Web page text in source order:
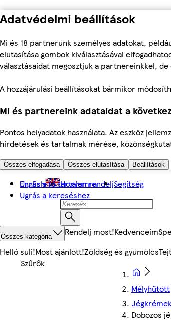
Adatvédelmi beállítások
Mi és 18 partnerünk személyes adatokat,
elutasítása gombok kiválasztásával
választásaidat megosztjuk a partnereinkkel,
A hozzájárulási beállításokat bármikor
Mi és partnereink adataidat a
Pontos helyadatok használata. Az eszköz
hirdetések és tartalmak mérése,
Összes elfogadása Összes elutasítása Beállítások
Ugrás a fő tartalomra
Ugrás a kereséshez
English Hogyan rendeljSegítség
Összes kategória Rendelj most!Kedvenceim
Helló suli!Most ajánlott!Zöldség és gyümölcs
Mélyhűtött
Dobozos